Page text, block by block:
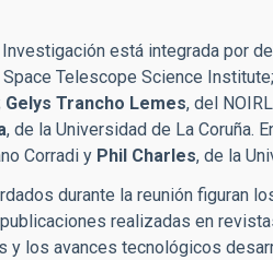
está integrada por
Space Telescope Science Institute;
Gelys Trancho Lemes, del
, de la Universidad de La Coruña.
Corradi y Phil Charles, de la
durante la reunión figuran
realizadas en
y los avances tecnológicos